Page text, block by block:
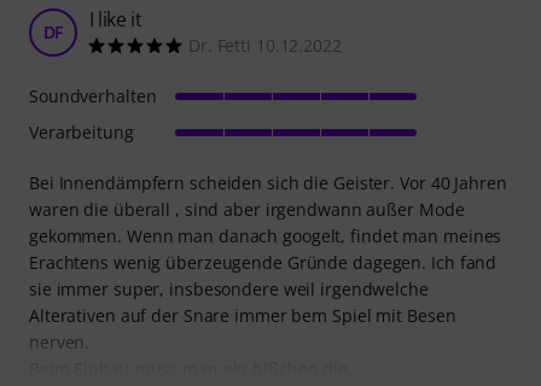
DF I like it
Dr. Fetti 10.12.2022
Bei Innendämpfern scheiden sich die Geister. Vor 40 Jahren
waren die überall , sind aber irgendwann außer Mode
gekommen. Wenn man danach googelt, findet man meines
Erachtens wenig überzeugende Gründe dagegen. Ich fand
sie immer super, insbesondere weil irgendwelche
Alterativen auf der Snare immer bem Spiel mit Besen
nerven.
Soundverhalten
Verarbeitung